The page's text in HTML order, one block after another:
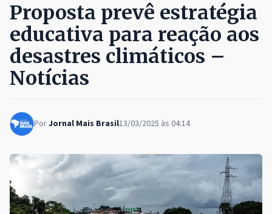
Proposta prevê estratégia
educativa para reação aos
desastres climáticos –
Notícias
PorJornal Mais Brasil13/03/2025 às 04:14